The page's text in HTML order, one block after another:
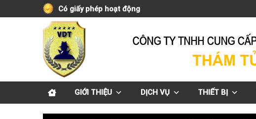
to
Có giấy phép hoạt động
GIỚI THIỆU DỊCH VỤ THIẾT BỊ